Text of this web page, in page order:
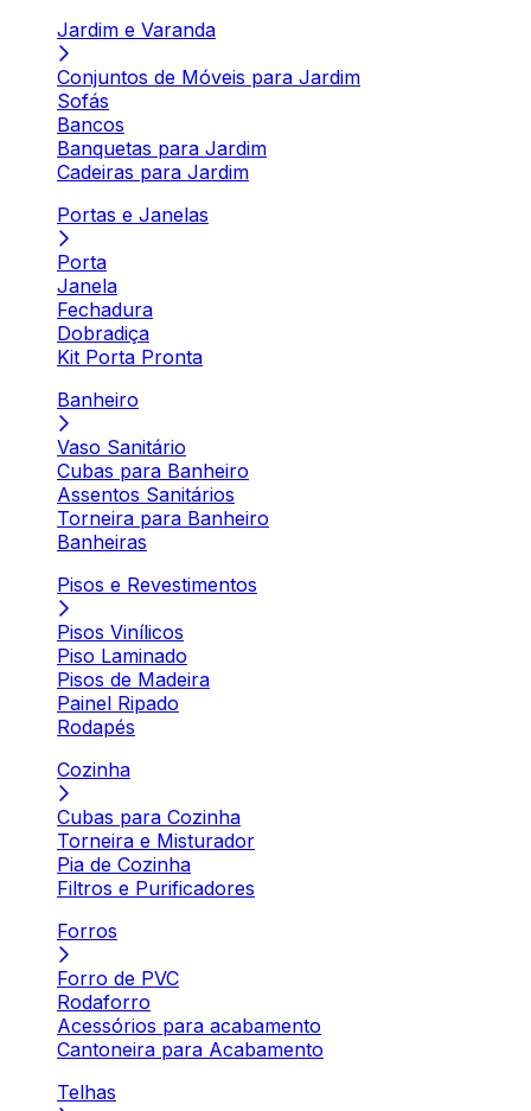
Jardim e Varanda
Conjuntos de Móveis para Jardim
Sofás
Bancos
Banquetas para Jardim
Cadeiras para Jardim
Portas e Janelas
Porta
Janela
Fechadura
Dobradiça
Kit Porta Pronta
Banheiro
Vaso Sanitário
Cubas para Banheiro
Assentos Sanitários
Torneira para Banheiro
Banheiras
Pisos e Revestimentos
Pisos Vinílicos
Piso Laminado
Pisos de Madeira
Painel Ripado
Rodapés
Cozinha
Cubas para Cozinha
Torneira e Misturador
Pia de Cozinha
Filtros e Purificadores
Forros
Forro de PVC
Rodaforro
Acessórios para acabamento
Cantoneira para Acabamento
Telhas